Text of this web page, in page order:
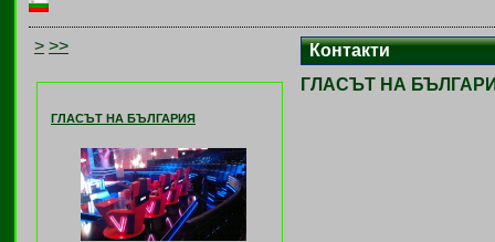
> >>
ГЛАСЪТ НА БЪЛГАРИЯ
Контакти
ГЛАСЪТ НА